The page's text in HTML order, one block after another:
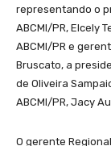
representando o
ABCMI/PR, Elcely
ABCMI/PR e
Bruscato, a
de Oliveira
ABCMI/PR, Jacy
O gerente